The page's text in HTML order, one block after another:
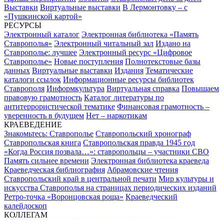
Выставки Виртуальные выставки В Лермонтовку – с
«Пушкинской картой»
РЕСУРСЫ
Электронный каталог Электронная библиотека «Память
Ставрополья» Электронный читальный зал Издано на
Ставрополье: лучшее Электронный ресурс «Цифровое
Ставрополье» Новые поступления Полнотекстовые базы
данных Виртуальные выставки Издания Тематические
каталоги ссылок Информационные ресурсы библиотек
Ставрополя Информкультура Виртуальная справка Повышаем
правовую грамотность Каталог литературы по
антитеррористической тематике Финансовая грамотность –
уверенность в будущем Нет – наркотикам
КРАЕВЕДЕНИЕ
Знакомьтесь: Ставрополье Ставропольский хронограф
Ставропольская книга Ставропольская правда 1945 год
«Когда Россия позвала…»: ставропольцы – участники СВО
Память сильнее времени Электронная библиотека краеведа
Краеведческая библиография Абрамовские чтения
Ставропольский край в центральной печати Мир культуры и
искусства Ставрополья на страницах периодических изданий
Ретро-точка «Воронцовская роща» Краеведческий
калейдоскоп
КОЛЛЕГАМ